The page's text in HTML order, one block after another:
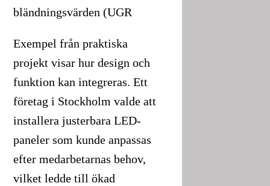
bländningsvärden (UGR
Exempel från praktiska
projekt visar hur design och
funktion kan integreras. Ett
företag i Stockholm valde att
installera justerbara LED-
paneler som kunde anpassas
efter medarbetarnas behov,
vilket ledde till ökad